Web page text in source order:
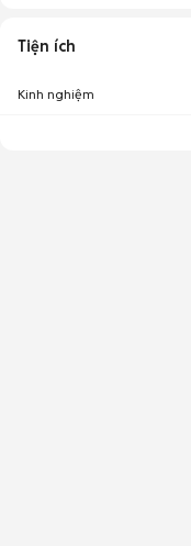
Tiện ích
Kinh nghiệm